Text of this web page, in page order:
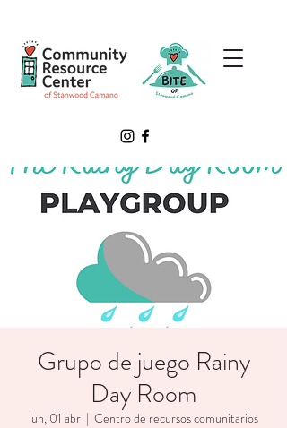
Grupo de juego Rainy
Day Room
lun, 01 abr
  |
Centro de recursos comunitarios